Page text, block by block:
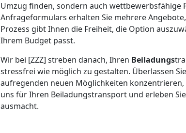
Umzug finden, sondern auch wettbewerbsfähige
Anfrageformulars erhalten Sie mehrere
Prozess gibt Ihnen die Freiheit, die Option
Ihrem Budget passt.
Wir bei [ZZZ] streben danach, Ihren Beiladungs
stressfrei wie möglich zu gestalten. Überlassen
aufregenden neuen Möglichkeiten
uns für Ihren Beiladungstransport und erleben
ausmacht.